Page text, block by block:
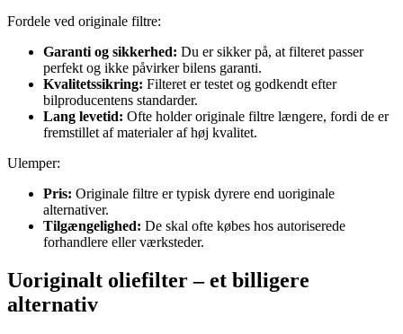
Fordele ved originale filtre:
Garanti og sikkerhed: Du er sikker på, at filteret passer
perfekt og ikke påvirker bilens garanti.
Kvalitetssikring: Filteret er testet og godkendt efter
bilproducentens standarder.
Lang levetid: Ofte holder originale filtre længere, fordi de er
fremstillet af materialer af høj kvalitet.
Ulemper:
Pris: Originale filtre er typisk dyrere end uoriginale
alternativer.
Tilgængelighed: De skal ofte købes hos autoriserede
forhandlere eller værksteder.
Uoriginalt oliefilter – et billigere
alternativ